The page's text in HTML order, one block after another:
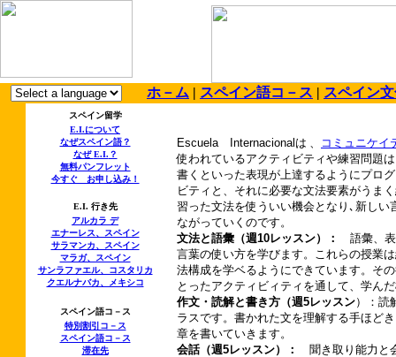
ホ－ム | スペイン語コ－ス | スペイン
スペイン留学
E.I.について
なぜスペイン語？
なぜE.I. ？
無料パンフレット
今すぐ お申し込み！
E.I. 行き先
アルカラ デ
エナーレス、スペイン
サラマンカ、スペイン
マラガ、スペイン
サンラファエル、コスタリカ
クエルナバカ、メキシコ
スペイン語コ－ス
特別割引コ－ス
スペイン語コ－ス
滞在先
Escuela Internacional は 、
コミュニケ
使われているアクティビティや練習問題
書くといった表現が上達するようにプロ
ビティと、それに必要な文法要素がうま
習った文法を使ういい機会となり､新し
ながっていくのです。
文法と語彙（週10レッスン）： 語彙、
言葉の使い方を学びます。これらの授業
法構成を学ベるようにできています。そ
とったアクティビィティを通して、学ん
作文・読解と書き方（週5レッスン）：読
ラスです。書かれた文を理解する手ほど
章を書いていきます。
会話（週5レッスン）： 聞き取り能力と